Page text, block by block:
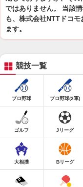
ではありません。 当該
も、株式会社NTTドコ
ます。
競技一覧
プロ野球 プロ野球(2軍)
ゴルフ Jリーグ
大相撲 Bリーグ